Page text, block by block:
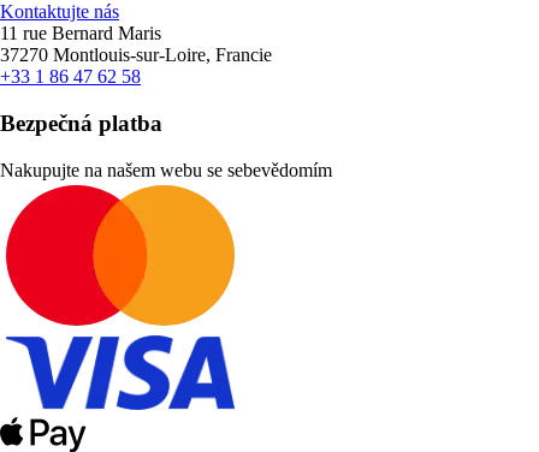
Kontaktujte nás
11 rue Bernard Maris
37270 Montlouis-sur-Loire, Francie
+33 1 86 47 62 58
Bezpečná platba
Nakupujte na našem webu se sebevědomím